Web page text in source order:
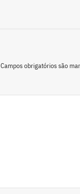
Campos obrigatórios são